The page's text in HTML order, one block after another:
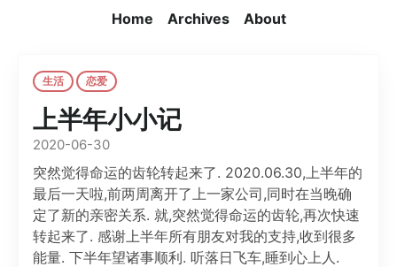
Home Archives About
生活 恋爱
上半年小小记
2020-06-30
突然觉得命运的齿轮转起来了. 2020.06.30,上半年的
最后一天啦,前两周离开了上一家公司,同时在当晚确
定了新的亲密关系. 就,突然觉得命运的齿轮,再次快速
转起来了. 感谢上半年所有朋友对我的支持,收到很多
能量. 下半年望诸事顺利. 听落日飞车,睡到心上人.